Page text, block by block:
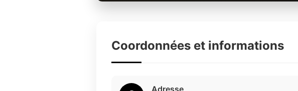
Coordonnées et informations
Adresse